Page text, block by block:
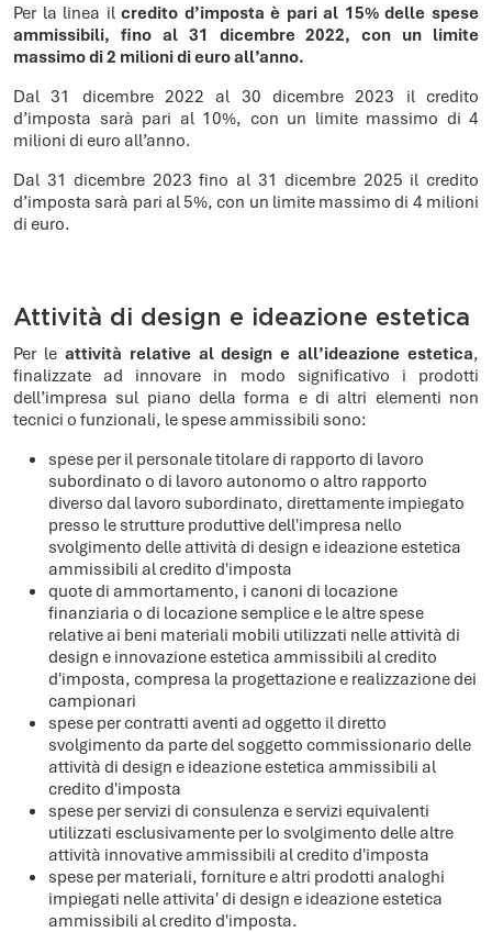
Per la linea ilcredito d’imposta è pari al 15% delle spese
ammissibili, fino al 31 dicembre 2022, con un limite
massimo di 2 milioni di euro all’anno.
Dal 31 dicembre 2022 al 30 dicembre 2023 il credito
d’imposta sarà pari al 10%, con un limite massimo di 4
milioni di euro all’anno.
Dal 31 dicembre 2023 fino al 31 dicembre 2025 il credito
d’imposta sarà pari al 5%, con un limite massimo di 4 milioni
di euro.
Attività di design e ideazione estetica
Per le attività relative al design e all’ideazione estetica,
finalizzate ad innovare in modo significativo i prodotti
dell’impresa sul piano della forma e di altri elementi non
tecnici o funzionali, le spese ammissibili sono:
spese per il personale titolare di rapporto di lavoro
subordinato o di lavoro autonomo o altro rapporto
diverso dal lavoro subordinato, direttamente impiegato
presso le strutture produttive dell'impresa nello
svolgimento delle attività di design e ideazione estetica
ammissibili al credito d'imposta
quote di ammortamento, i canoni di locazione
finanziaria o di locazione semplice e le altre spese
relative ai beni materiali mobili utilizzati nelle attività di
design e innovazione estetica ammissibili al credito
d'imposta, compresa la progettazione e realizzazione dei
campionari
spese per contratti aventi ad oggetto il diretto
svolgimento da parte del soggetto commissionario delle
attività di design e ideazione estetica ammissibili al
credito d'imposta
spese per servizi di consulenza e servizi equivalenti
utilizzati esclusivamente per lo svolgimento delle altre
attività innovative ammissibili al credito d'imposta
spese per materiali, forniture e altri prodotti analoghi
impiegati nelle attivita' di design e ideazione estetica
ammissibili al credito d'imposta.